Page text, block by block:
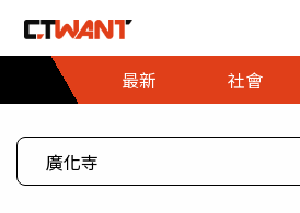
最新
社會